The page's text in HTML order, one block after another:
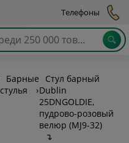
Телефоны
Барные
стулья
›
Стул барный
Dublin
25DNGOLDIE,
пудрово-розовый
велюр (MJ9-32)
↴